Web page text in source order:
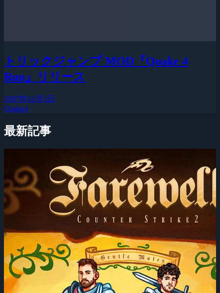
トリックジャンプ MOD『Quake 4
Run』リリース
2007年12月5日
Quake4
最新記事